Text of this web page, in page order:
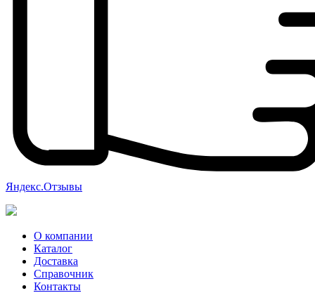
Яндекс.Отзывы
О компании
Каталог
Доставка
Справочник
Контакты